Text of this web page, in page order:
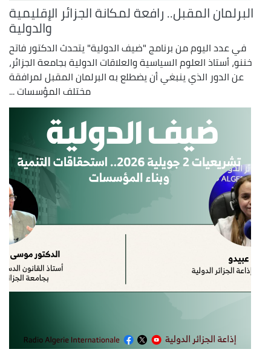
البرلمان المقبل.. رافعة لمكانة الجزائر الإقليمية
والدولية
في عدد اليوم من برنامج "ضيف الدولية" يتحدث الدكتور فاتح
خننو، أستاذ العلوم السياسية والعلاقات الدولية بجامعة الجزائر،
عن الدور الذي ينبغي أن يضطلع به البرلمان المقبل لمرافقة
مختلف المؤسسات ...